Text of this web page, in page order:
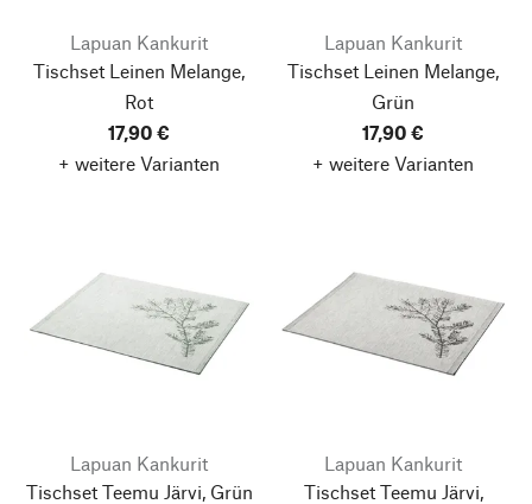
Lapuan Kankurit
Tischset Leinen Melange,
Rot
17,90 €
+ weitere Varianten
Lapuan Kankurit
Tischset Leinen Melange,
Grün
17,90 €
+ weitere Varianten
Lapuan Kankurit
Tischset Teemu Järvi, Grün
Lapuan Kankurit
Tischset Teemu Järvi,